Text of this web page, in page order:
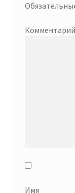
Комментарий
Имя